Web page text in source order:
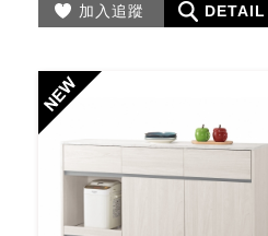
加入追蹤 DETAIL